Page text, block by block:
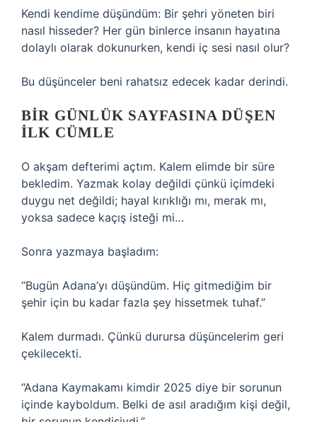
Kendi kendime düşündüm: Bir şehri yöneten biri
nasıl hisseder? Her gün binlerce insanın hayatına
dolaylı olarak dokunurken, kendi iç sesi nasıl olur?
Bu düşünceler beni rahatsız edecek kadar derindi.
BIR GÜNLÜK SAYFASINA DÜŞEN
İLK CÜMLE
O akşam defterimi açtım. Kalem elimde bir süre
bekledim. Yazmak kolay değildi çünkü içimdeki
duygu net değildi; hayal kırıklığı mı, merak mı,
yoksa sadece kaçış isteği mi…
Sonra yazmaya başladım:
“Bugün Adana’yı düşündüm. Hiç gitmediğim bir
şehir için bu kadar fazla şey hissetmek tuhaf.”
Kalem durmadı. Çünkü durursa düşüncelerim geri
çekilecekti.
“Adana Kaymakamı kimdir 2025 diye bir sorunun
içinde kayboldum. Belki de asıl aradığım kişi değil,